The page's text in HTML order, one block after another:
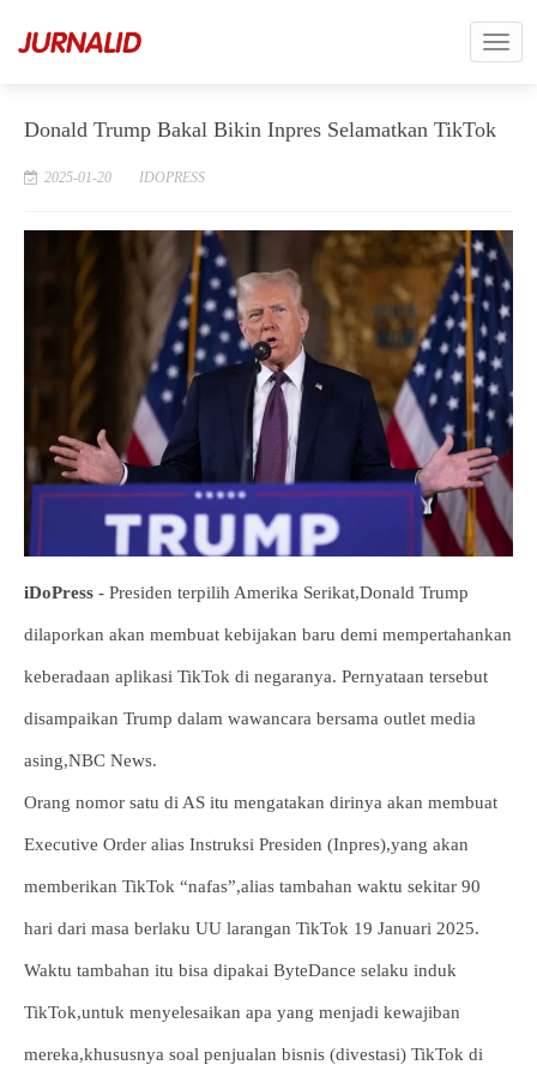
Donald Trump Bakal Bikin Inpres Selamatkan TikTok
2025-01-20 IDOPRESS
iDoPress - Presiden terpilih Amerika Serikat,Donald Trump
dilaporkan akan membuat kebijakan baru demi mempertahankan
keberadaan aplikasi TikTok di negaranya. Pernyataan tersebut
disampaikan Trump dalam wawancara bersama outlet media
asing,NBC News.
Orang nomor satu di AS itu mengatakan dirinya akan membuat
Executive Order alias Instruksi Presiden (Inpres),yang akan
memberikan TikTok “nafas”,alias tambahan waktu sekitar 90
hari dari masa berlaku UU larangan TikTok 19 Januari 2025.
Waktu tambahan itu bisa dipakai ByteDance selaku induk
TikTok,untuk menyelesaikan apa yang menjadi kewajiban
mereka,khususnya soal penjualan bisnis (divestasi) TikTok di